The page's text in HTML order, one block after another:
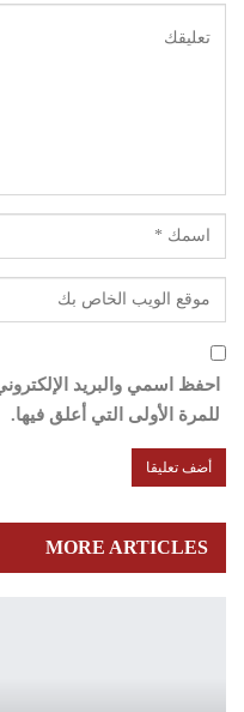
احفظ اسمي والبريد
للمرة الأولى التي أعلق فيها.
MORE ARTICLES